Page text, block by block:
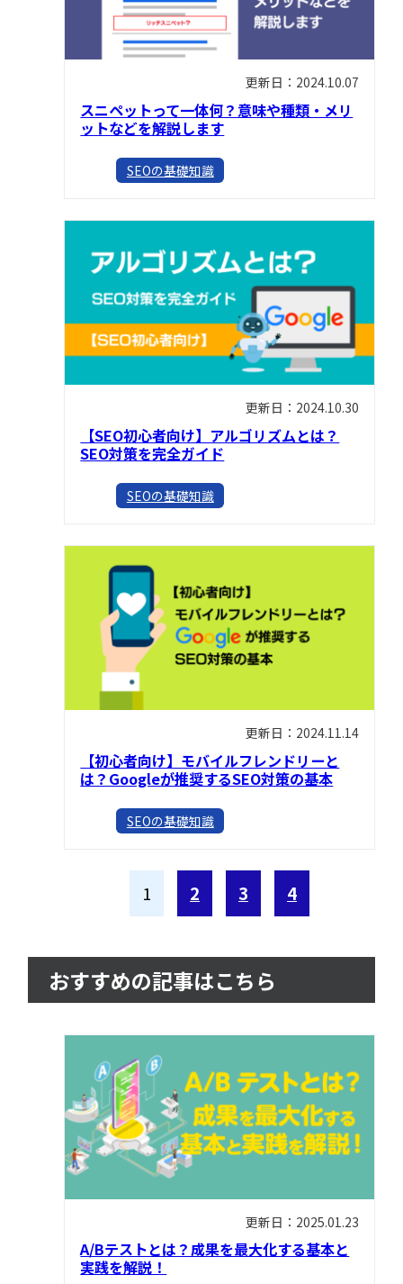
更新日：2024.10.07
スニペットって一体何？意味や種類・メリ
ットなどを解説します
SEOの基礎知識
更新日：2024.10.30
【SEO初心者向け】アルゴリズムとは？
SEO対策を完全ガイド
SEOの基礎知識
更新日：2024.11.14
【初心者向け】モバイルフレンドリーと
は？Googleが推奨するSEO対策の基本
SEOの基礎知識
1 2 3 4
おすすめの記事はこちら
更新日：2025.01.23
A/Bテストとは？成果を最大化する基本と
実践を解説！